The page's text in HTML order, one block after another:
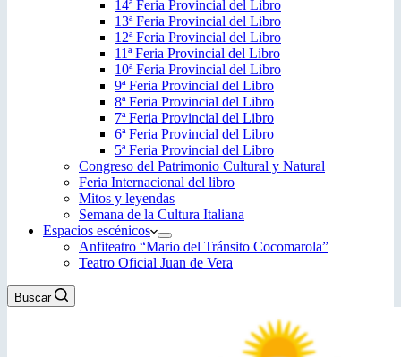
14ª Feria Provincial del Libro
13ª Feria Provincial del Libro
12ª Feria Provincial del Libro
11ª Feria Provincial del Libro
10ª Feria Provincial del Libro
9ª Feria Provincial del Libro
8ª Feria Provincial del Libro
7ª Feria Provincial del Libro
6ª Feria Provincial del Libro
5ª Feria Provincial del Libro
Congreso del Patrimonio Cultural y Natural
Feria Internacional del libro
Mitos y leyendas
Semana de la Cultura Italiana
Espacios escénicos
Anfiteatro “Mario del Tránsito Cocomarola”
Teatro Oficial Juan de Vera
Buscar